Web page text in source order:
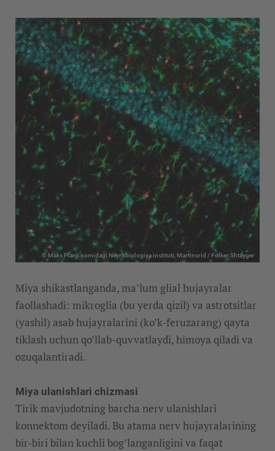
© Maks Plank nomidagi Neyrobiologiya instituti, Martinsrid / Folker Shtayger
Miya shikastlanganda, ma’lum glial hujayralar
faollashadi: mikroglia (bu yerda qizil) va astrotsitlar
(yashil) asab hujayralarini (ko’k-feruzarang) qayta
tiklash uchun qo’llab-quvvatlaydi, himoya qiladi va
ozuqalantiradi.
Miya ulanishlari chizmasi
Tirik mavjudotning barcha nerv ulanishlari
konnektom deyiladi. Bu atama nerv hujayralarining
bir-biri bilan kuchli bog’langanligini va faqat